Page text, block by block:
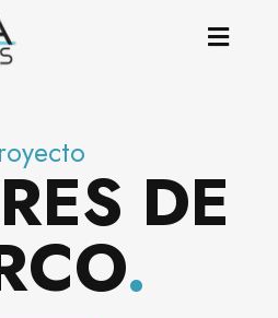
DE
.